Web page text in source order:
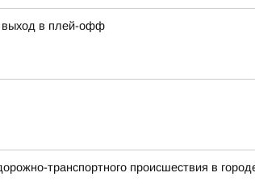
выход в плей-офф
транспортного происшествия в